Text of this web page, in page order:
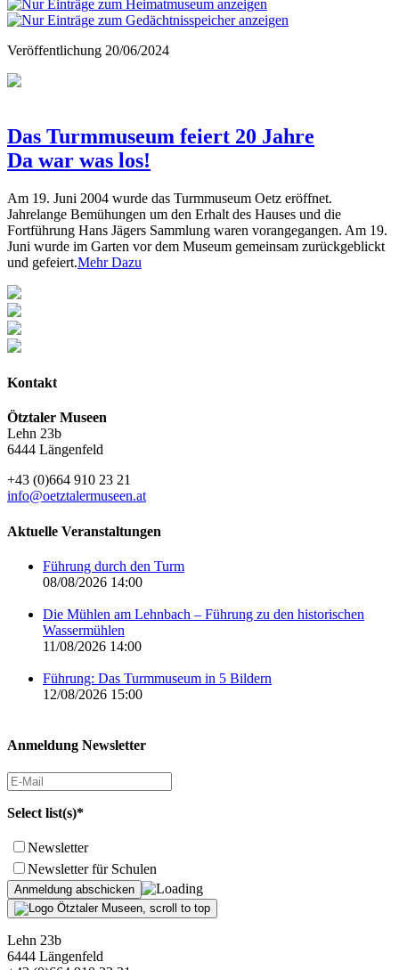
Veröffentlichung 20/06/2024
Das Turmmuseum feiert 20 Jahre
Da war was los!
Am 19. Juni 2004 wurde das Turmmuseum Oetz eröffnet.
Jahrelange Bemühungen um den Erhalt des Hauses und die
Fortführung Hans Jägers Sammlung waren vorangegangen. Am 19.
Juni wurde im Garten vor dem Museum gemeinsam zurückgeblickt
und gefeiert.Mehr Dazu
Kontakt
Ötztaler Museen
Lehn 23b
6444 Längenfeld
+43 (0)664 910 23 21
info@oetztalermuseen.at
Aktuelle Veranstaltungen
Führung durch den Turm
08/08/2026 14:00
Die Mühlen am Lehnbach – Führung zu den historischen
Wassermühlen
11/08/2026 14:00
Führung: Das Turmmuseum in 5 Bildern
12/08/2026 15:00
Anmeldung Newsletter
Select list(s)*
Newsletter
Newsletter für Schulen
Lehn 23b
6444 Längenfeld